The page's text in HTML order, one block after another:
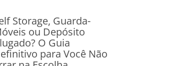
Storage, Guarda-
ou Depósito
O Guia
para Você Não